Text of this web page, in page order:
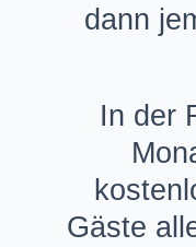
dann
In der
Gäste